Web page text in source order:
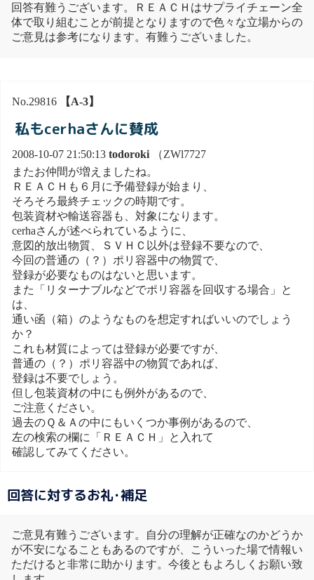
回答有難うございます。ＲＥＡＣＨはサプライチェーン全
体で取り組むことが前提となりますので色々な立場からの
ご意見は参考になります。有難うございました。
No.29816 【A-3】
私もcerhaさんに賛成
2008-10-07 21:50:13 todoroki （ZWl7727
またお仲間が増えましたね。
ＲＥＡＣＨも６月に予備登録が始まり、
そろそろ最終チェックの時期です。
包装資材や輸送容器も、対象になります。
cerhaさんが述べられているように、
意図的放出物質、ＳＶＨＣ以外は登録不要なので、
今回の普通の（？）ポリ容器中の物質で、
登録が必要なものはないと思います。
また「リターナブルなどでポリ容器を回収する場合」と
は、
通い函（箱）のようなものを想定すればいいのでしょう
か？
これも材質によっては登録が必要ですが、
普通の（？）ポリ容器中の物質であれば、
登録は不要でしょう。
但し包装資材の中にも例外があるので、
ご注意ください。
過去のＱ＆Ａの中にもいくつか事例があるので、
左の検索の欄に「ＲＥＡＣＨ」と入れて
確認してみてください。
回答に対するお礼･補足
ご意見有難うございます。自分の理解が正確なのかどうか
が不安になることもあるのですが、こういった場で情報い
ただけると非常に助かります。今後ともよろしくお願い致